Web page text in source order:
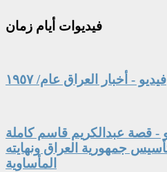
فيديوات أيام زمان
فيديو - أخبار العراق عام/ ١٩٥٧
- قصة عبدالكريم قاسم كاملة
جمهورية العراق ونهايته
المأساوية